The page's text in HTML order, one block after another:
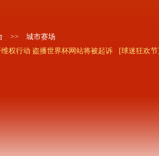
>> 城市赛场
权行动 盗播世界杯网站将被起诉 [球迷狂欢节